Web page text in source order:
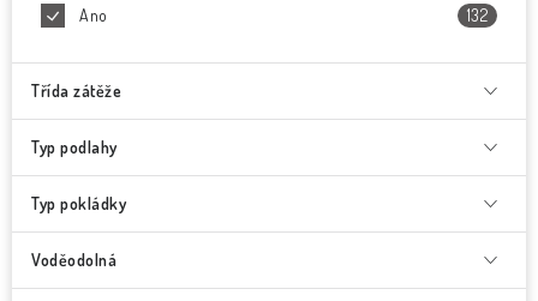
Ano 132
Třída zátěže
Typ podlahy
Typ pokládky
Voděodolná